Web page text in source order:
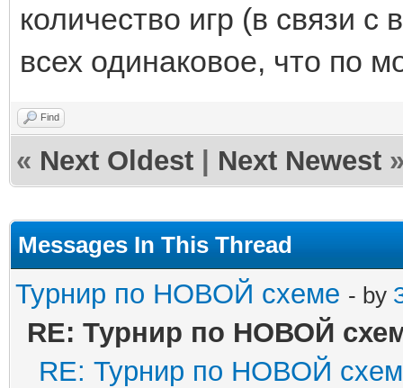
количество игр (в связи
всех одинаковое, что по
Find
« Next Oldest Next Newest
Messages In This Thread
Турнир по НОВОЙ схеме - by
RE: Турнир по НОВОЙ
RE: Турнир по НОВОЙ